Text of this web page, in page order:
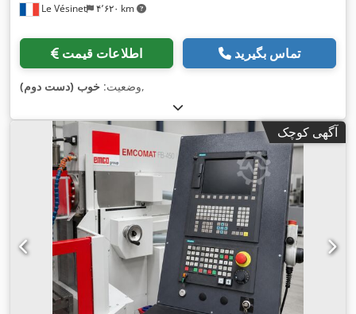
Le Vésinet ۴٬۶۲۰ km
اطلاعات قیمت تماس بگیرید
وضعیت: خوب (دست دوم) ,
آگهی کوچک